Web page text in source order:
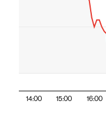
14:00 15:00 16:00